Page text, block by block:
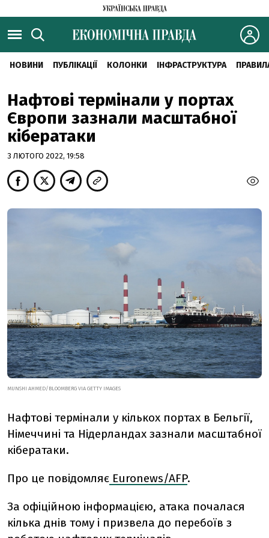
НОВИНИ ПУБЛІКАЦІЇ КОЛОНКИ ІНФРАСТРУКТУРА
Нафтові термінали у портах
Європи зазнали масштабної
кібератаки
3 ЛЮТОГО 2022, 19:58
MUNSHI AHMED/BLOOMBERG VIA GETTY IMAGES
Нафтові термінали у кількох портах в Бельгії,
Німеччині та Нідерландах зазнали масштабної
кібератаки.
Про це повідомляє Euronews/AFP.
За офіційною інформацією, атака почалася
кілька днів тому і призвела до перебоїв з